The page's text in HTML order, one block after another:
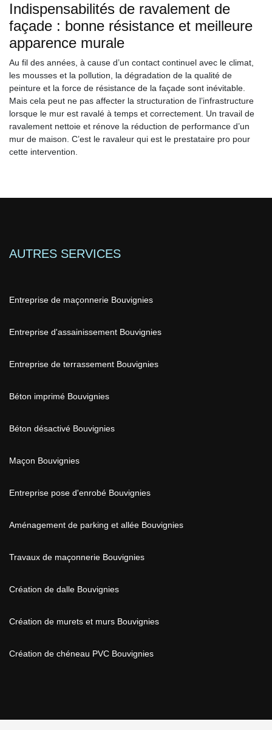
Indispensabilités de ravalement de
façade : bonne résistance et meilleure
apparence murale
Au fil des années, à cause d’un contact continuel avec le climat,
les mousses et la pollution, la dégradation de la qualité de
peinture et la force de résistance de la façade sont inévitable.
Mais cela peut ne pas affecter la structuration de l’infrastructure
lorsque le mur est ravalé à temps et correctement. Un travail de
ravalement nettoie et rénove la réduction de performance d’un
mur de maison. C’est le ravaleur qui est le prestataire pro pour
cette intervention.
AUTRES SERVICES
Entreprise de maçonnerie Bouvignies
Entreprise d'assainissement Bouvignies
Entreprise de terrassement Bouvignies
Béton imprimé Bouvignies
Béton désactivé Bouvignies
Maçon Bouvignies
Entreprise pose d'enrobé Bouvignies
Aménagement de parking et allée Bouvignies
Travaux de maçonnerie Bouvignies
Création de dalle Bouvignies
Création de murets et murs Bouvignies
Création de chéneau PVC Bouvignies